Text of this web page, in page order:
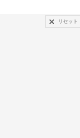
リセット